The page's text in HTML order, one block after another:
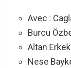
Avec :
Burcu
Altan
Nese